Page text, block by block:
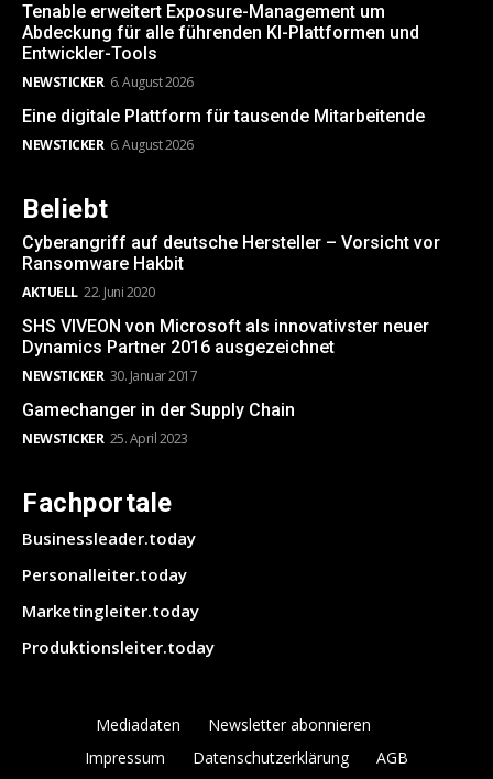
Tenable erweitert Exposure-Management um
Abdeckung für alle führenden KI-Plattformen und
Entwickler-Tools
NEWSTICKER 6. August 2026
Eine digitale Plattform für tausende Mitarbeitende
NEWSTICKER 6. August 2026
Beliebt
Cyberangriff auf deutsche Hersteller – Vorsicht vor
Ransomware Hakbit
AKTUELL 22. Juni 2020
SHS VIVEON von Microsoft als innovativster neuer
Dynamics Partner 2016 ausgezeichnet
NEWSTICKER 30. Januar 2017
Gamechanger in der Supply Chain
NEWSTICKER 25. April 2023
Fachportale
Businessleader.today
Personalleiter.today
Marketingleiter.today
Produktionsleiter.today
Mediadaten
Newsletter abonnieren
Impressum
Datenschutzerklärung AGB